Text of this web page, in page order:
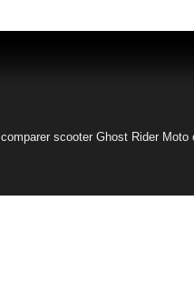
comparer scooter Ghost Rider Moto